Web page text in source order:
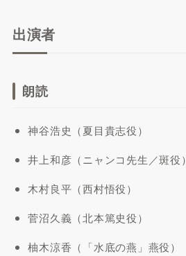
出演者
朗読
神谷浩史（夏目貴志役）
井上和彦（ニャンコ先生／斑役）
木村良平（西村悟役）
菅沼久義（北本篤史役）
柚木涼香（「水底の燕」燕役）